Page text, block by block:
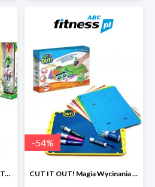
Ben 10 - Kosmiczna Komnata Transformacji
-54%
CUT IT OUT! Magia Wycinania - Zestaw małego projektanta